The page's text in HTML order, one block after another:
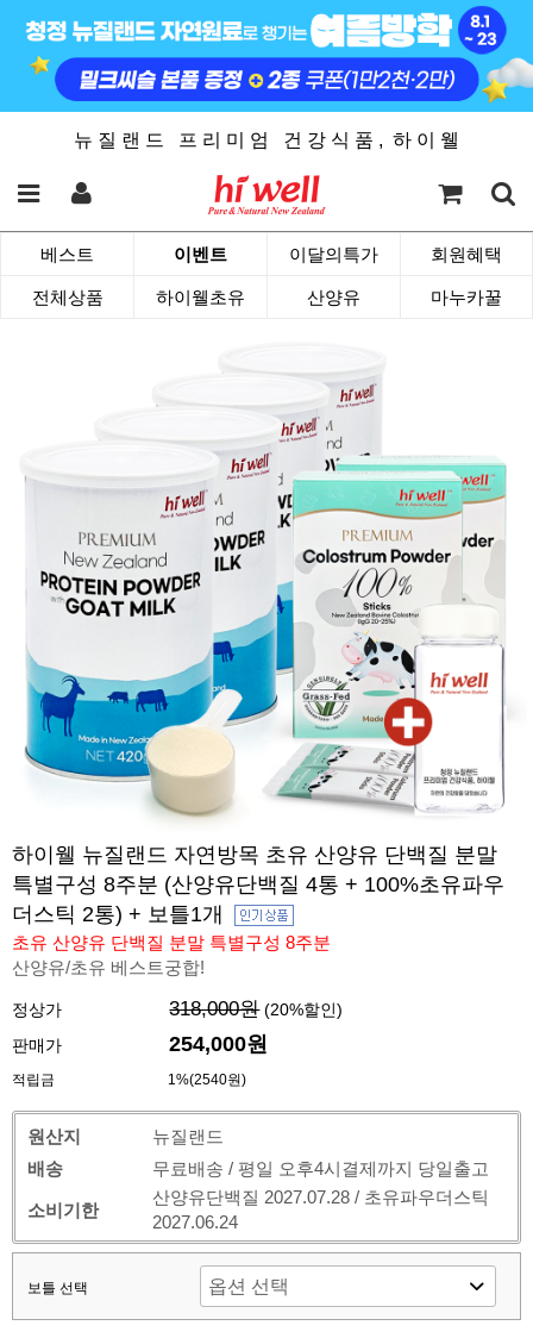
뉴 질 랜 드 프 리 미 엄 건 강 식 품 , 하 이 웰
베스트 이벤트 이달의특가 회원혜택
전체상품 하이웰초유 산양유 마누카꿀
하이웰 뉴질랜드 자연방목 초유 산양유 단백질 분말
특별구성 8주분 (산양유단백질 4통 + 100%초유파우
더스틱 2통) + 보틀1개
초유 산양유 단백질 분말 특별구성 8주분
산양유/초유 베스트궁합!
정상가 318,000원 (20%할인)
판매가
254,000원
적립금 1%(2540원)
원산지
뉴질랜드
배송
무료배송 / 평일 오후4시결제까지 당일출고
소비기한
산양유단백질 2027.07.28 / 초유파우더스틱
2027.06.24
보틀 선택